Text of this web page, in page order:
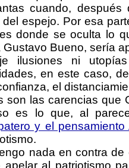
cuando,
del espejo. Por esa
donde se oculta lo
Gustavo Bueno, sería
ilusiones ni
en este caso,
el
son las carencias que
es lo que, al
y el pensamiento
nada en contra
apelar al patriotismo